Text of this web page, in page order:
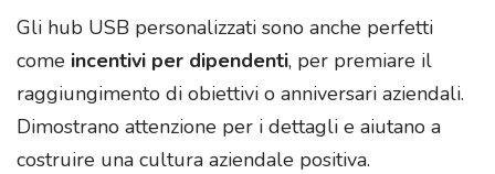
Gli hub USB personalizzati sono anche perfetti
come incentivi per dipendenti, per premiare il
raggiungimento di obiettivi o anniversari aziendali.
Dimostrano attenzione per i dettagli e aiutano a
costruire una cultura aziendale positiva.